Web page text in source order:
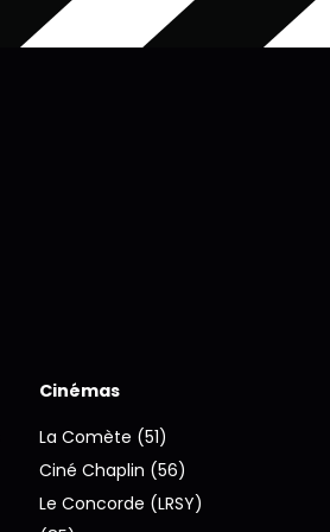
Cinémas
La Comète (51)
Ciné Chaplin (56)
Le Concorde (LRSY)